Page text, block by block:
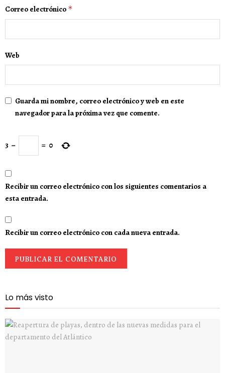
Correo electrónico *
Web
Guarda mi nombre, correo electrónico y web en este
navegador para la próxima vez que comente.
3 − = 0
Recibir un correo electrónico con los siguientes comentarios a
esta entrada.
Recibir un correo electrónico con cada nueva entrada.
Lo más visto